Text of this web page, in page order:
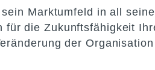
Marktumfeld in all
die Zukunftsfähigkeit
der